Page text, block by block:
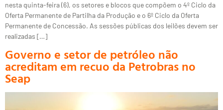
nesta quinta-feira (6), os setores e blocos que compõem o 4º Ciclo da
Oferta Permanente de Partilha da Produção e o 6º Ciclo da Oferta
Permanente de Concessão. As sessões públicas dos leilões devem ser
realizadas […]
Governo e setor de petróleo não
acreditam em recuo da Petrobras no
Seap